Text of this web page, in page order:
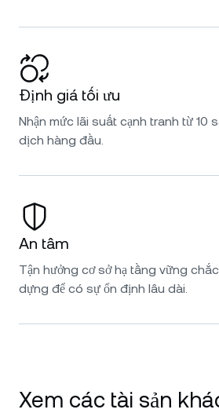
Định giá tối ưu
Nhận mức lãi suất cạnh tranh từ 10
dịch hàng đầu.
An tâm
Tận hưởng cơ sở hạ tầng vững
dựng để có sự ổn định lâu dài.
Xem các tài sản